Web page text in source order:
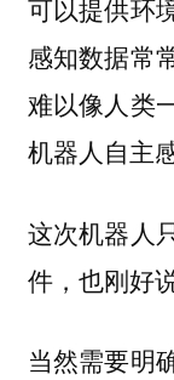
可以提供环
感知数据常
难以像人类
机器人自主
这次机器人
件，也刚好
当然需要明